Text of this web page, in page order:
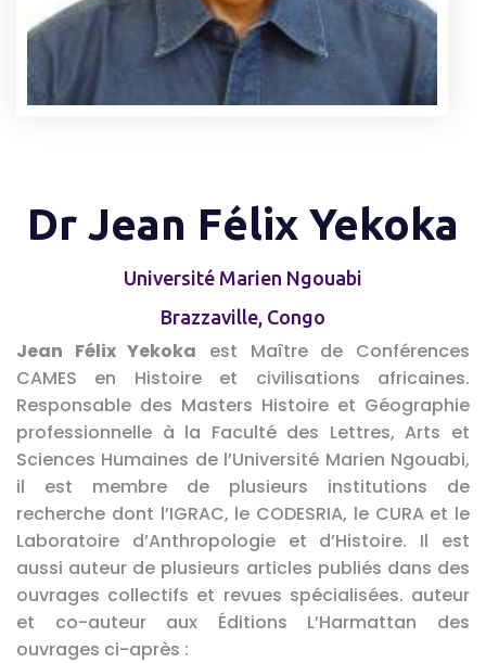
Dr Jean Félix Yekoka
Université Marien Ngouabi
Brazzaville, Congo
Jean Félix Yekoka est Maître de Conférences
CAMES en Histoire et civilisations africaines.
Responsable des Masters Histoire et Géographie
professionnelle à la Faculté des Lettres, Arts et
Sciences Humaines de l’Université Marien Ngouabi,
il est membre de plusieurs institutions de
recherche dont l’IGRAC, le CODESRIA, le CURA et le
Laboratoire d’Anthropologie et d’Histoire. Il est
aussi auteur de plusieurs articles publiés dans des
ouvrages collectifs et revues spécialisées. auteur
et co-auteur aux Éditions L’Harmattan des
ouvrages ci-après :